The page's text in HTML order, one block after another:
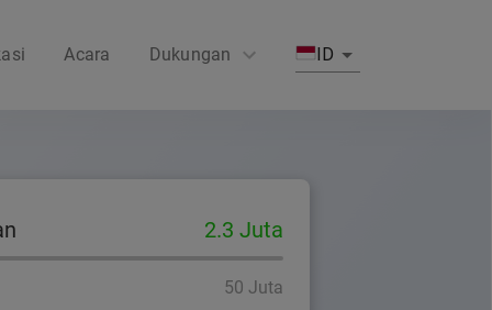
Acara Dukungan ID
2.3 Juta
50 Juta